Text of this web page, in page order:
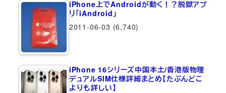
iPhone上でAndroidが動く！？脱獄アプ
リ「iAndroid」
2011-06-03 (6,740)
iPhone 16シリーズ中国本土/香港版物理
デュアルSIM仕様詳細まとめ【たぶんどこ
よりも詳しい】